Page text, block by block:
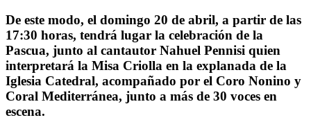
De este modo, el domingo 20 de abril, a partir de las
17:30 horas, tendrá lugar la celebración de la
Pascua, junto al cantautor Nahuel Pennisi quien
interpretará la Misa Criolla en la explanada de la
Iglesia Catedral, acompañado por el Coro Nonino y
Coral Mediterránea, junto a más de 30 voces en
escena.